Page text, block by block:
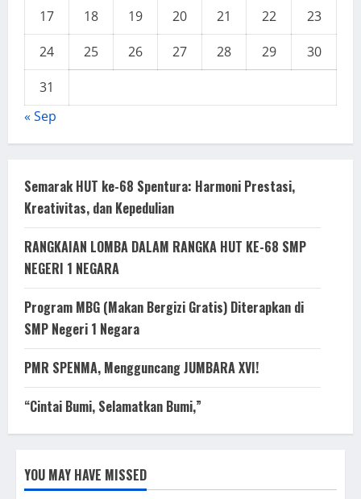
17 18 19 20 21 22
23
24
25 26 27 28 29
30
31
« Sep
Semarak HUT ke-68 Spentura: Harmoni Prestasi,
Kreativitas, dan Kepedulian
RANGKAIAN LOMBA DALAM RANGKA HUT KE-68 SMP
NEGERI 1 NEGARA
Program MBG (Makan Bergizi Gratis) Diterapkan di
SMP Negeri 1 Negara
PMR SPENMA, Mengguncang JUMBARA XVI!
“Cintai Bumi, Selamatkan Bumi,”
YOU MAY HAVE MISSED